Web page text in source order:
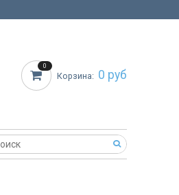
0
Корзина: 0 руб